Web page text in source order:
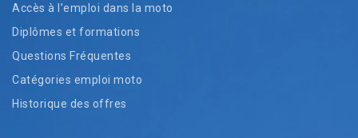
Accès à l’emploi dans la moto
Diplômes et formations
Questions Fréquentes
Catégories emploi moto
Historique des offres